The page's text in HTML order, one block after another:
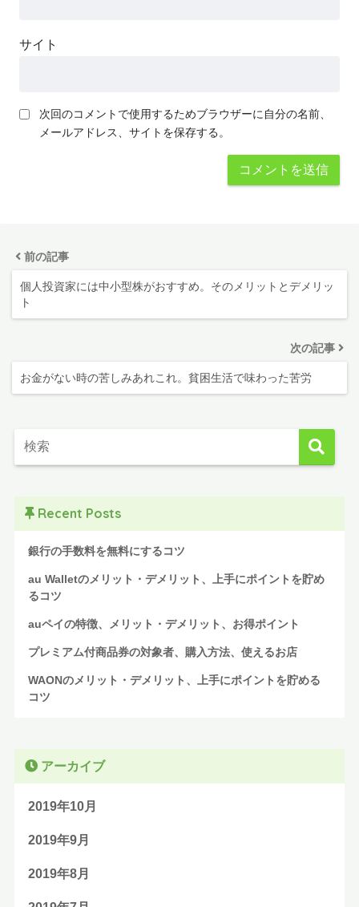
サイト
次回のコメントで使用するためブラウザーに自分の名前、
メールアドレス、サイトを保存する。
前の記事
個人投資家には中小型株がおすすめ。そのメリットとデメリッ
ト
次の記事
お金がない時の苦しみあれこれ。貧困生活で味わった苦労
Recent Posts
銀行の手数料を無料にするコツ
au Walletのメリット・デメリット、上手にポイントを貯め
るコツ
auペイの特徴、メリット・デメリット、お得ポイント
プレミアム付商品券の対象者、購入方法、使えるお店
WAONのメリット・デメリット、上手にポイントを貯める
コツ
アーカイブ
2019年10月
2019年9月
2019年8月